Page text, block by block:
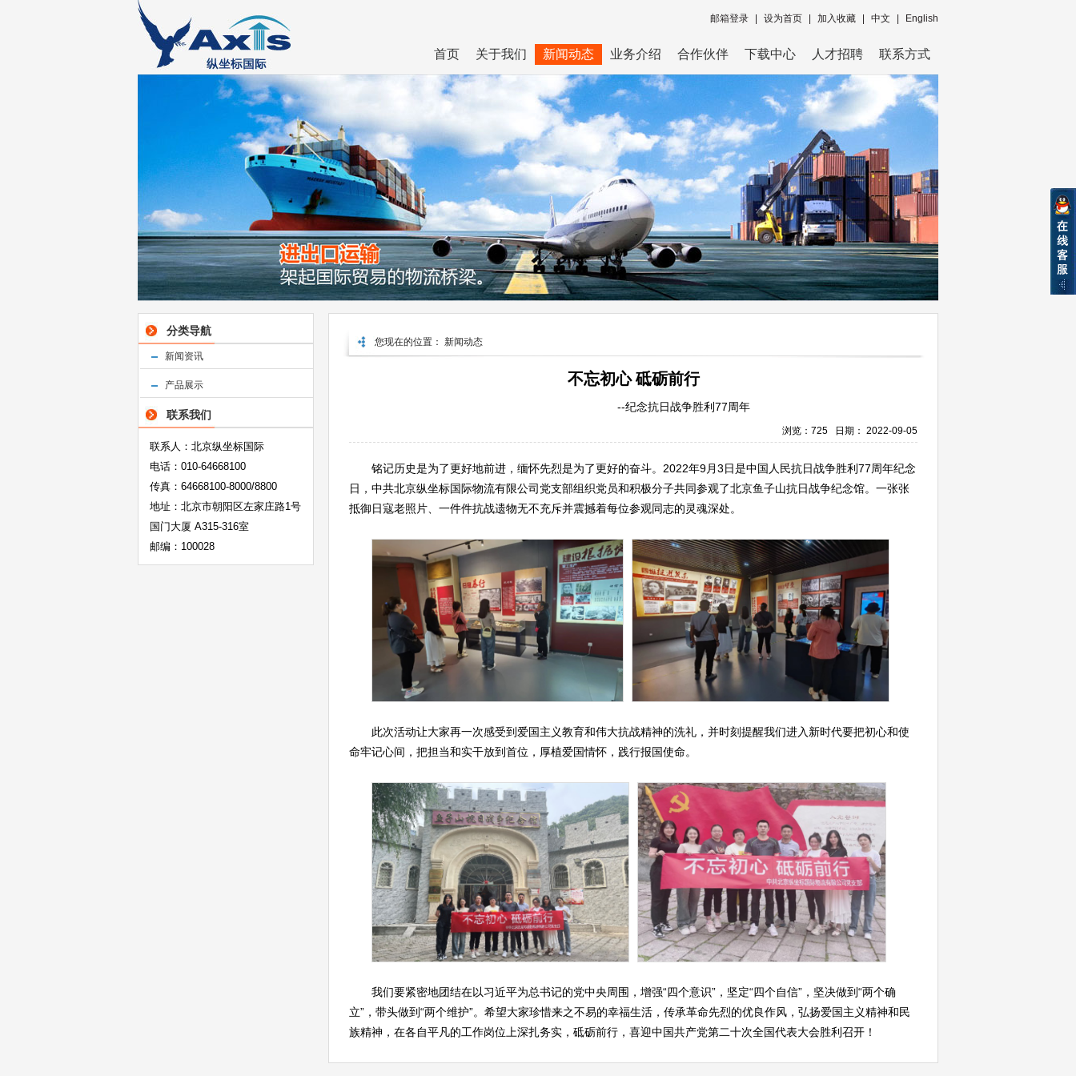
邮箱登录 设为首页 加入收藏 中文 English
首页 关于我们 新闻动态 业务介绍 合作伙伴 下载中心 人才招聘 联系方式
分类导航
新闻资讯
产品展示
联系我们
联系人：北京纵坐标国际
电话：010-64668100
传真：64668100-8000/8800
地址：北京市朝阳区左家庄路1号
国门大厦 A315-316室
邮编：100028
您现在的位置： 新闻动态
不忘初心 砥砺前行
--纪念抗日战争胜利77周年
浏览：725 日期： 2022-09-05
铭记历史是为了更好地前进，缅怀先烈是为了更好的奋斗。2022年9月3日是中国人民抗日战争胜利77周年纪念
日，中共北京纵坐标国际物流有限公司党支部组织党员和积极分子共同参观了北京鱼子山抗日战争纪念馆。一张张
抵御日寇老照片、一件件抗战遗物无不充斥并震撼着每位参观同志的灵魂深处。
此次活动让大家再一次感受到爱国主义教育和伟大抗战精神的洗礼，并时刻提醒我们进入新时代要把初心和使
命牢记心间，把担当和实干放到首位，厚植爱国情怀，践行报国使命。
我们要紧密地团结在以习近平为总书记的党中央周围，增强“四个意识”，坚定“四个自信”，坚决做到“两个确
立”，带头做到“两个维护”。希望大家珍惜来之不易的幸福生活，传承革命先烈的优良作风，弘扬爱国主义精神和民
族精神，在各自平凡的工作岗位上深扎务实，砥砺前行，喜迎中国共产党第二十次全国代表大会胜利召开！